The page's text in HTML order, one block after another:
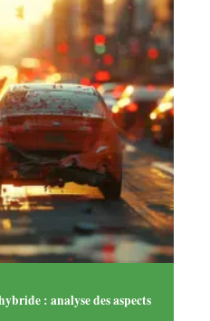
: analyse des aspects